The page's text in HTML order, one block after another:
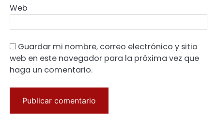
Web
Guardar mi nombre, correo electrónico y sitio
web en este navegador para la próxima vez que
haga un comentario.